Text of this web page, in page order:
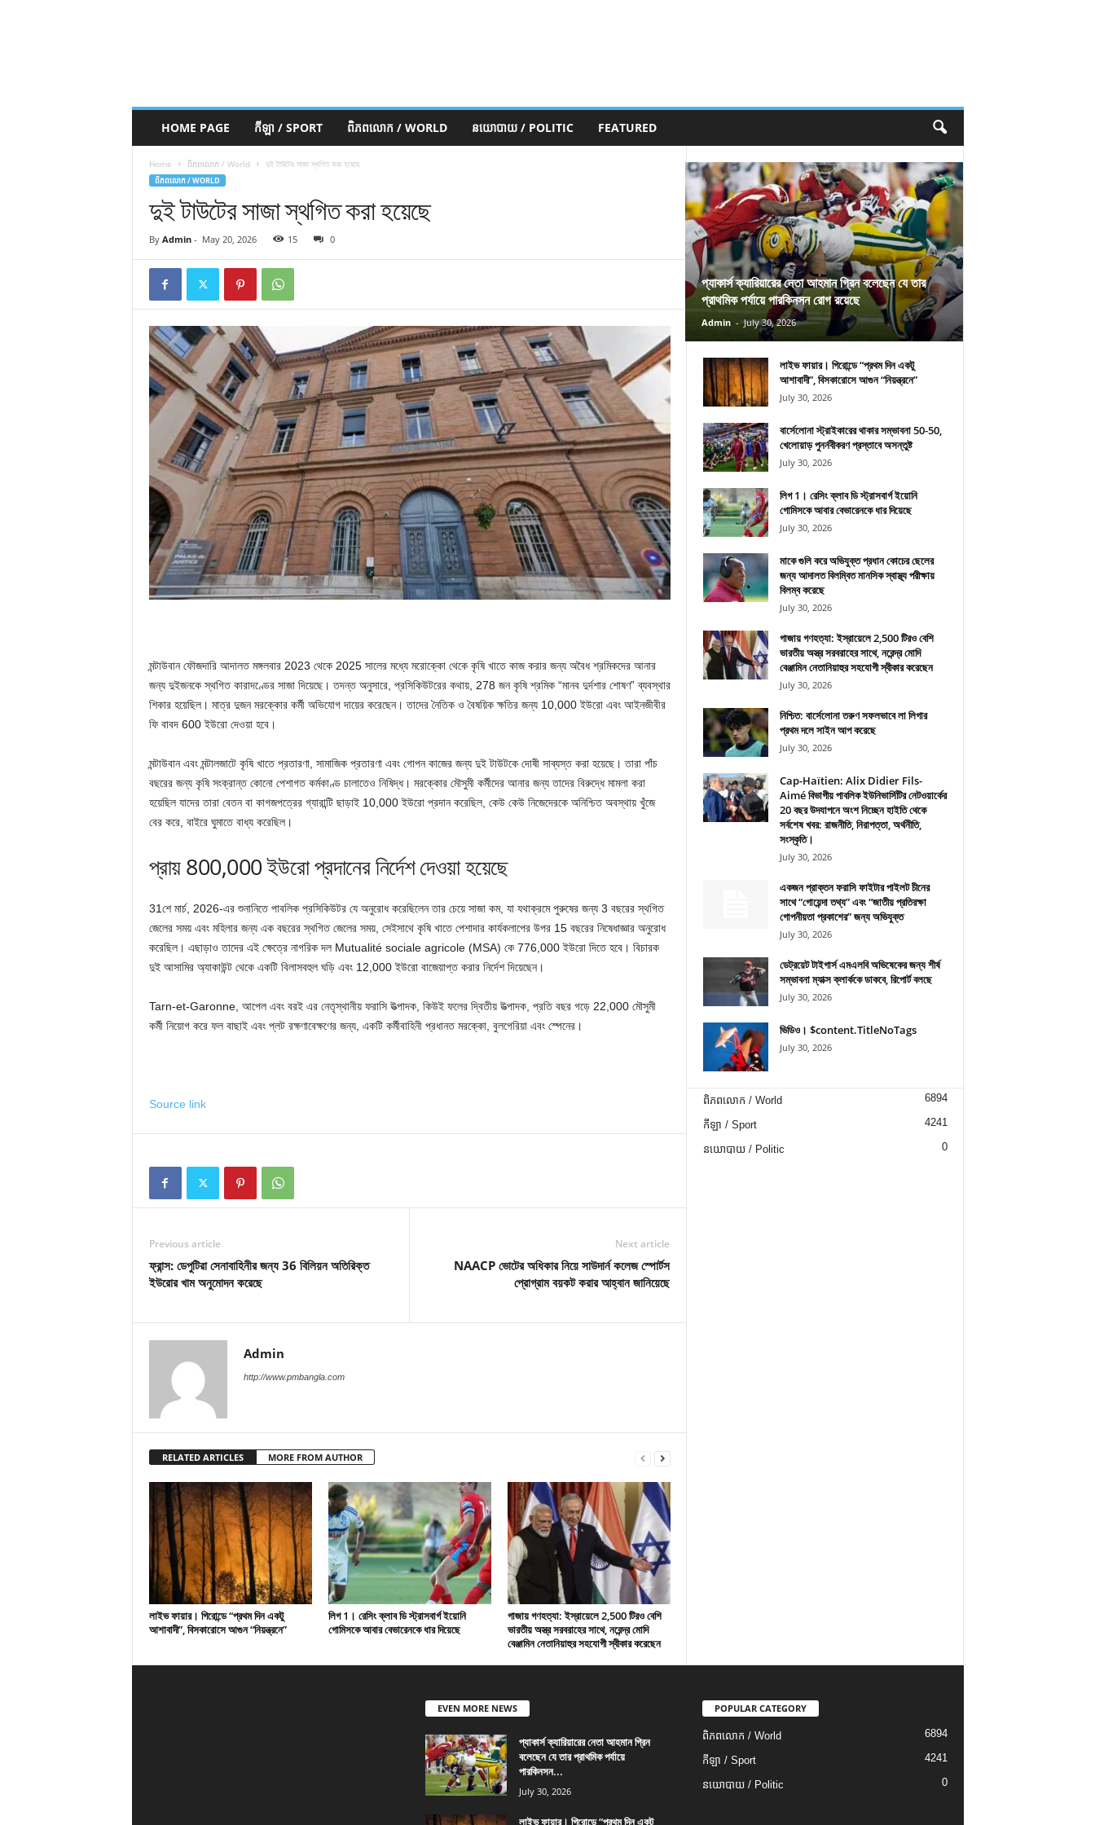
HOME PAGE កីឡា / SPORT ពិភពលោក / WORLD នយោបាយ / POLITIC FEATURED
Home ពិភពលោក / World দুই টাউটের সাজা স্থগিত করা হয়েছে
ពិភពលោក / WORLD
দুই টাউটের সাজা স্থগিত করা হয়েছে
By Admin- May 20, 2026 15 0
মন্টাউবান ফৌজদারি আদালত মঙ্গলবার 2023 থেকে 2025 সালের মধ্যে মরোক্কো থেকে কৃষি খাতে কাজ করার জন্য অবৈধ শ্রমিকদের আনার
জন্য দুইজনকে স্থগিত কারাদণ্ডের সাজা দিয়েছে। তদন্ত অনুসারে, প্রসিকিউটরের কথায়, 278 জন কৃষি শ্রমিক “মানব দুর্দশার শোষণ” ব্যবস্থার
শিকার হয়েছিল। মাত্র দুজন মরক্কোর কর্মী অভিযোগ দায়ের করেছেন। তাদের নৈতিক ও বৈষয়িক ক্ষতির জন্য 10,000 ইউরো এবং আইনজীবীর
ফি বাবদ 600 ইউরো দেওয়া হবে।
মন্টাউবান এবং মন্টালজাটে কৃষি খাতে প্রতারণা, সামাজিক প্রতারণা এবং গোপন কাজের জন্য দুই টাউটকে দোষী সাব্যস্ত করা হয়েছে। তারা পাঁচ
বছরের জন্য কৃষি সংক্রান্ত কোনো পেশাগত কর্মকাণ্ড চালাতেও নিষিদ্ধ। মরক্কোর মৌসুমী কর্মীদের আনার জন্য তাদের বিরুদ্ধে মামলা করা
হয়েছিল যাদের তারা বেতন বা কাগজপত্রের গ্যারান্টি ছাড়াই 10,000 ইউরো প্রদান করেছিল, কেউ কেউ নিজেদেরকে অনিশ্চিত অবস্থায় খুঁজে
বের করে, বাইরে ঘুমাতে বাধ্য করেছিল।
প্রায় 800,000 ইউরো প্রদানের নির্দেশ দেওয়া হয়েছে
31শে মার্চ, 2026-এর শুনানিতে পাবলিক প্রসিকিউটর যে অনুরোধ করেছিলেন তার চেয়ে সাজা কম, যা যথাক্রমে পুরুষের জন্য 3 বছরের স্থগিত
জেলের সময় এবং মহিলার জন্য এক বছরের স্থগিত জেলের সময়, সেইসাথে কৃষি খাতে পেশাদার কার্যকলাপের উপর 15 বছরের নিষেধাজ্ঞার অনুরোধ
করেছিল। এছাড়াও তাদের এই ক্ষেত্রে নাগরিক দল Mutualité sociale agricole (MSA) কে 776,000 ইউরো দিতে হবে। বিচারক
দুই আসামির অ্যাকাউন্ট থেকে একটি বিলাসবহুল ঘড়ি এবং 12,000 ইউরো বাজেয়াপ্ত করার নির্দেশ দিয়েছেন।
Tarn-et-Garonne, আপেল এবং বরই এর নেতৃস্থানীয় ফরাসি উত্পাদক, কিউই ফলের দ্বিতীয় উত্পাদক, প্রতি বছর গড়ে 22,000 মৌসুমী
কর্মী নিয়োগ করে ফল বাছাই এবং প্লট রক্ষণাবেক্ষণের জন্য, একটি কর্মীবাহিনী প্রধানত মরক্কো, বুলগেরিয়া এবং স্পেনের।
Source link
Previous article
ফ্রান্স: ডেপুটিরা সেনাবাহিনীর জন্য 36 বিলিয়ন অতিরিক্ত
ইউরোর খাম অনুমোদন করেছে
Next article
NAACP ভোটের অধিকার নিয়ে সাউদার্ন কলেজ স্পোর্টস
প্রোগ্রাম বয়কট করার আহ্বান জানিয়েছে
Admin
http://www.pmbangla.com
RELATED ARTICLES MORE FROM AUTHOR
লাইভ ফায়ার। গিরোন্ডে “প্রথম দিন একটু
আশাবাদী”, বিসকারোসে আগুন “নিয়ন্ত্রনে”
লিগ 1। রেসিং ক্লাব ডি স্ট্রাসবার্গ ইয়োনি
গোমিসকে আবার বেভারেনকে ধার দিয়েছে
গাজায় গণহত্যা: ইস্রায়েলে 2,500 টিরও বেশি
ভারতীয় অস্ত্র সরবরাহের সাথে, নরেন্দ্র মোদি
বেঞ্জামিন নেতানিয়াহুর সহযোগী স্বীকার করেছেন
প্যাকার্স ক্যারিয়ারের নেতা আহমান গ্রিন বলেছেন যে তার
প্রাথমিক পর্যায়ে পারকিনসন রোগ রয়েছে
Admin - July 30, 2026
লাইভ ফায়ার। গিরোন্ডে “প্রথম দিন একটু
আশাবাদী”, বিসকারোসে আগুন “নিয়ন্ত্রনে”
July 30, 2026
বার্সেলোনা স্ট্রাইকারের থাকার সম্ভাবনা 50-50,
খেলোয়াড় পুনর্নবীকরণ প্রস্তাবে অসন্তুষ্ট
July 30, 2026
লিগ 1। রেসিং ক্লাব ডি স্ট্রাসবার্গ ইয়োনি
গোমিসকে আবার বেভারেনকে ধার দিয়েছে
July 30, 2026
মাকে গুলি করে অভিযুক্ত প্রধান কোচের ছেলের
জন্য আদালত বিলম্বিত মানসিক স্বাস্থ্য পরীক্ষায়
বিলম্ব করেছে
July 30, 2026
গাজায় গণহত্যা: ইস্রায়েলে 2,500 টিরও বেশি
ভারতীয় অস্ত্র সরবরাহের সাথে, নরেন্দ্র মোদি
বেঞ্জামিন নেতানিয়াহুর সহযোগী স্বীকার করেছেন
July 30, 2026
নিশ্চিত: বার্সেলোনা তরুণ সফলভাবে লা লিগার
প্রথম দলে সাইন আপ করেছে
July 30, 2026
Cap-Haïtien: Alix Didier Fils-
Aimé বিভাগীয় পাবলিক ইউনিভার্সিটির নেটওয়ার্কের
20 বছর উদযাপনে অংশ নিচ্ছেন হাইতি থেকে
সর্বশেষ খবর: রাজনীতি, নিরাপত্তা, অর্থনীতি,
সংস্কৃতি।
July 30, 2026
একজন প্রাক্তন ফরাসি ফাইটার পাইলট চীনের
সাথে “গোয়েন্দা তথ্য” এবং “জাতীয় প্রতিরক্ষা
গোপনীয়তা প্রকাশের” জন্য অভিযুক্ত
July 30, 2026
ডেট্রয়েট টাইগার্স এমএলবি অভিষেকের জন্য শীর্ষ
সম্ভাবনা ম্যাক্স ক্লার্ককে ডাকবে, রিপোর্ট বলছে
July 30, 2026
ভিডিও। $content.TitleNoTags
July 30, 2026
ពិភពលោក / World 6894
កីឡា / Sport 4241
នយោបាយ / Politic 0
EVEN MORE NEWS
প্যাকার্স ক্যারিয়ারের নেতা আহমান গ্রিন
বলেছেন যে তার প্রাথমিক পর্যায়ে
পারকিনসন...
July 30, 2026
লাইভ ফায়ার। গিরোন্ডে “প্রথম দিন একটু
POPULAR CATEGORY
ពិភពលោក / World 6894
កីឡា / Sport 4241
នយោបាយ / Politic 0